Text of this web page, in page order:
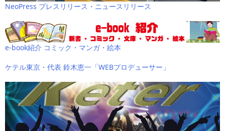
NeoPress プレスリリース・ニュースリリース
e-book紹介 コミック・マンガ・絵本
ケテル東京・代表 鈴木恵一「WEBプロデューサー」